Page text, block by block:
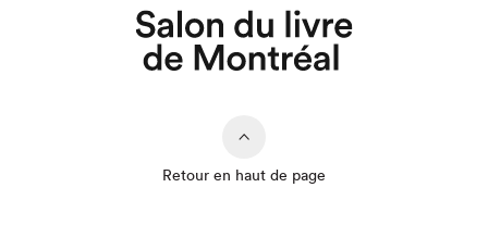
Retour en haut de page